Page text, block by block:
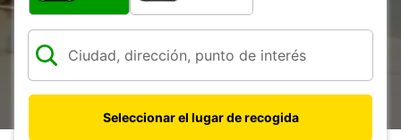
Seleccionar el lugar de recogida